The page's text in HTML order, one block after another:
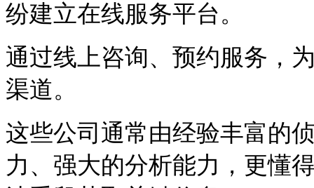
纷建立在线服务平台。
通过线上咨询、预约服务，
渠道。
这些公司通常由经验丰富的
力、强大的分析能力，更懂